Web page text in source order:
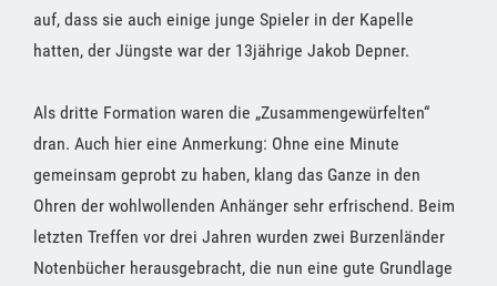
auf, dass sie auch einige junge Spieler in der Kapelle
hatten, der Jüngste war der 13jährige Jakob Depner.
Als dritte Formation waren die „Zusammengewürfelten“
dran. Auch hier eine Anmerkung: Ohne eine Minute
gemeinsam geprobt zu haben, klang das Ganze in den
Ohren der wohlwollenden Anhänger sehr erfrischend. Beim
letzten Treffen vor drei Jahren wurden zwei Burzenländer
Notenbücher herausgebracht, die nun eine gute Grundlage